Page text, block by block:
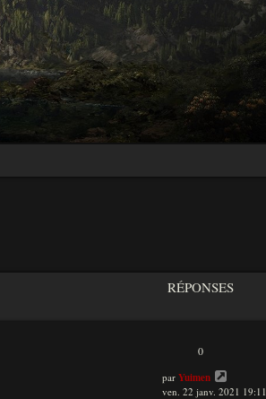
RÉPONSES
0
par Yuimen
ven. 22 janv. 2021 19:11